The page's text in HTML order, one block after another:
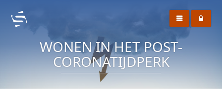
WONEN IN HET POST-
CORONATIJDPERK